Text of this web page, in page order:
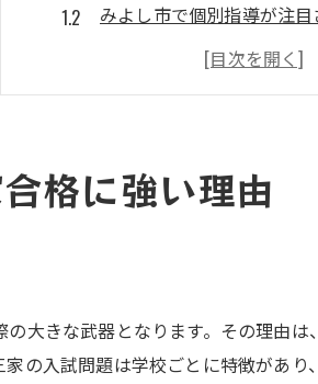
みよし市で個別指導が注
中３生に最適な個別指導の
個別指導が合格率向上に
みよし市の個別学習で伸ばす可
みよし市で個別指導が広が
個別指導で得られる自主
みよし市の塾選びで重視
格に強い理由
大きな武器となります。その理由
の入試問題は学校ごとに特徴があり